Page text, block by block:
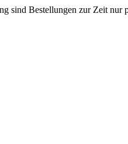
sind Bestellungen zur Zeit nur